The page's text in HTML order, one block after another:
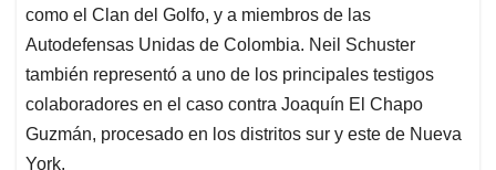
como el Clan del Golfo, y a miembros de las
Autodefensas Unidas de Colombia. Neil Schuster
también representó a uno de los principales testigos
colaboradores en el caso contra Joaquín El Chapo
Guzmán, procesado en los distritos sur y este de Nueva
York.